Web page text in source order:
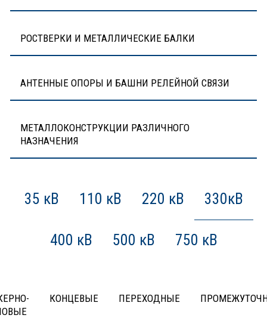
РОСТВЕРКИ И МЕТАЛЛИЧЕСКИЕ БАЛКИ
АНТЕННЫЕ ОПОРЫ И БАШНИ РЕЛЕЙНОЙ СВЯЗИ
МЕТАЛЛОКОНСТРУКЦИИ РАЗЛИЧНОГО
НАЗНАЧЕНИЯ
35 кВ 110 кВ 220 кВ 330кВ
400 кВ 500 кВ 750 кВ
КОНЦЕВЫЕ ПЕРЕХОДНЫЕ